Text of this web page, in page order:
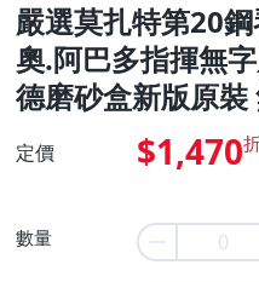
嚴選莫扎特第20
奧.阿巴多指揮無
德磨砂盒新版原
定價 $1,470
數量